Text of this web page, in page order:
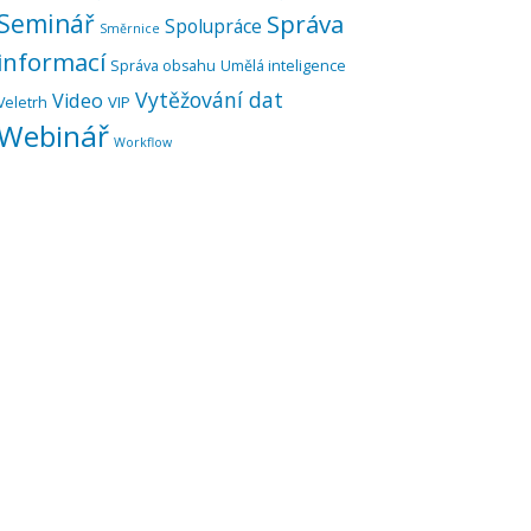
Směrnice Spolupráce Správa
informací Správa obsahu Umělá inteligence
Video VIP Vytěžování dat
Workflow